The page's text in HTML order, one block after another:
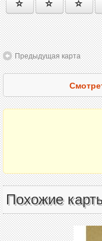
Предыдущая карта
Похожие